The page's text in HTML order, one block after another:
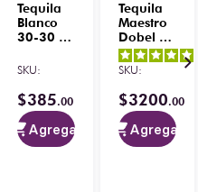
Tequila
Blanco
30-30 1
SKU:
$385.00
Agregar
Tequila
Maestro
Dobel 50
Extra
Añejo
700 ml
con Kit
Copa
SKU:
$3200.00
Agregar